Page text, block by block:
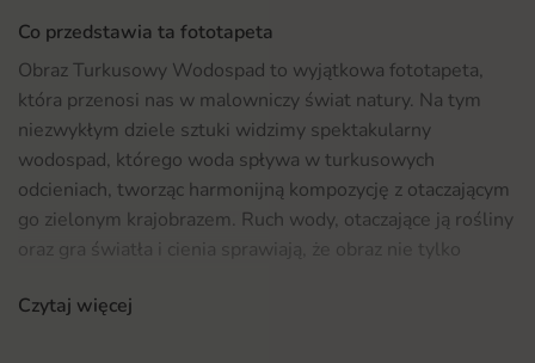
Co przedstawia ta fototapeta
Obraz Turkusowy Wodospad to wyjątkowa fototapeta,
która przenosi nas w malowniczy świat natury. Na tym
niezwykłym dziele sztuki widzimy spektakularny
wodospad, którego woda spływa w turkusowych
odcieniach, tworząc harmonijną kompozycję z otaczającym
go zielonym krajobrazem. Ruch wody, otaczające ją rośliny
oraz gra światła i cienia sprawiają, że obraz nie tylko
spokój i harmonię. To idealna propozycja dla wszystkich
Czytaj więcej